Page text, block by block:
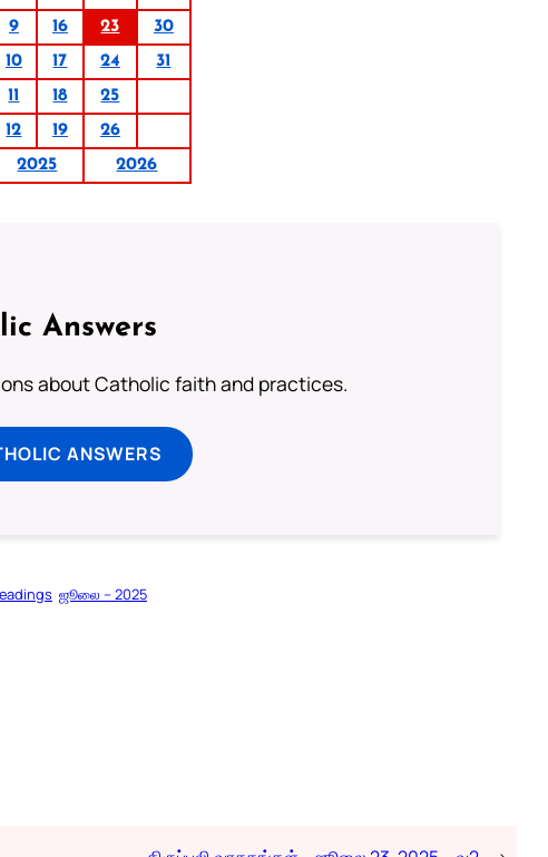
9 16 23
30
10 17 24
31
11 18
25
12 19
26
2025 2026
Answers
about Catholic faith and practices.
ANSWERS
ஜூலை – 2025